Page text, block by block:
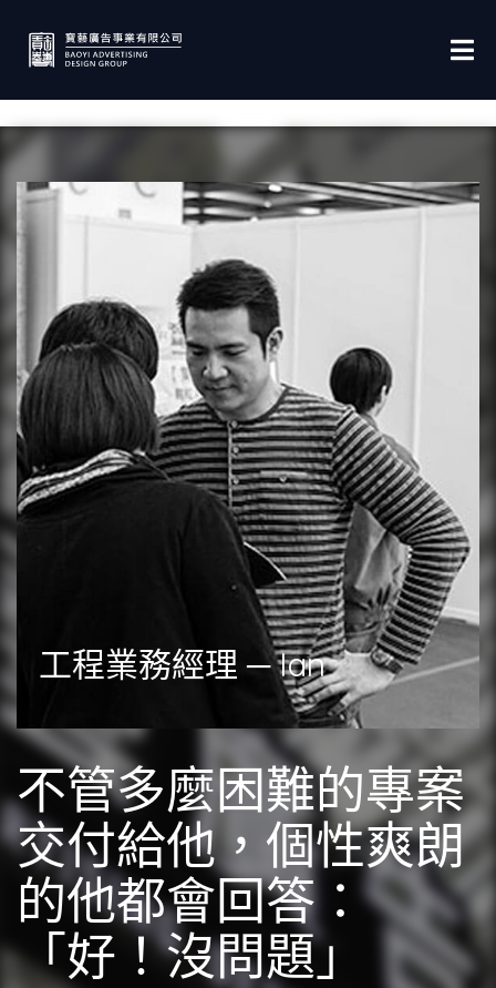
工程業務經理 ─ Ian
不管多麼困難的專案
交付給他，個性爽朗
的他都會回答：
「好！沒問題」